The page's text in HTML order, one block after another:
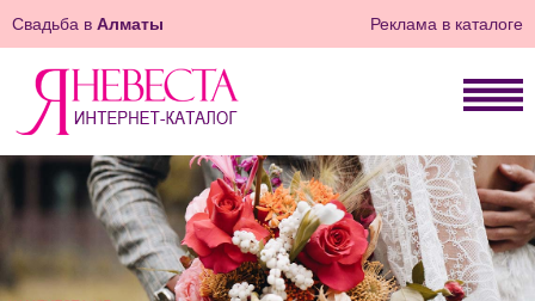
Свадьба в Алматы Реклама в каталоге